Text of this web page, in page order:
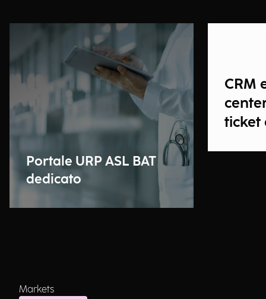
Portale URP ASL BAT
dedicato
CRM
ticket
Markets